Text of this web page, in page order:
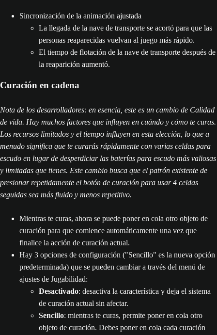
Sincronización de la animación ajustada
La llegada de la nave de transporte se acortó para que las
personas reaparecidas vuelvan al juego más rápido.
El tiempo de flotación de la nave de transporte después de
la reaparición aumentó.
Curación en cadena
Nota de los desarrolladores: en esencia, este es un cambio de Calidad
de vida. Hay muchos factores que influyen en cuándo y cómo te curas.
Los recursos limitados y el tiempo influyen en esta elección, lo que a
menudo significa que te curarás rápidamente con varias celdas para
escudo en lugar de desperdiciar las baterías para escudo más valiosas
y limitadas que tienes. Este cambio busca que el patrón existente de
presionar repetidamente el botón de curación para usar 4 celdas
seguidas sea más fluido y menos repetitivo.
Mientras te curas, ahora se puede poner en cola otro objeto de
curación para que comience automáticamente una vez que
finalice la acción de curación actual.
Hay 3 opciones de configuración ("Sencillo" es la nueva opción
predeterminada) que se pueden cambiar a través del menú de
ajustes de Jugabilidad:
Desactivado: desactiva la característica y deja el sistema
de curación actual sin afectar.
Sencillo: mientras te curas, permite poner en cola otro
objeto de curación. Debes poner en cola cada curación